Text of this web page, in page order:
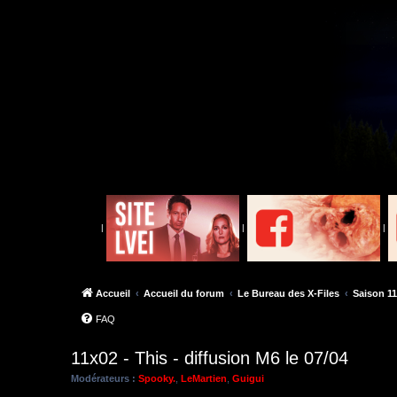
| | |
Accueil Accueil du forum Le Bureau des X-Files Saison 11
FAQ
11x02 - This - diffusion M6 le 07/04
Modérateurs : Spooky. LeMartien Guigui